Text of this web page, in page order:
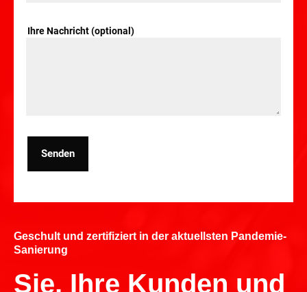
Ihre Nachricht (optional)
Senden
Geschult und zertifiziert in der aktuellsten Pandemie-
Sanierung
Sie, Ihre Kunden und